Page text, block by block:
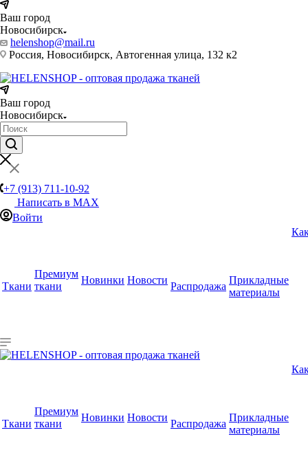
Ваш город
Новосибирск
helenshop@mail.ru
Россия, Новосибирск, Автогенная улица, 132 к2
Ваш город
Новосибирск
+7 (913) 711-10-92
Написать в MAX
Войти
Ткани
Премиум
ткани
Новинки Новости
Распродажа
Прикладные
материалы
Ткани
Премиум
ткани
Новинки Новости
Распродажа
Прикладные
материалы